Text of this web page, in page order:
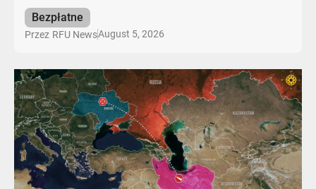
Bezpłatne
Przez RFU NewsAugust 5, 2026